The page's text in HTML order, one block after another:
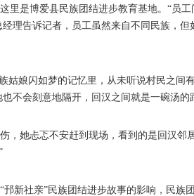
是博爱县民族团结进步教育基地。“员工
理告诉记者，员工虽然来自不同民族，但
娘闪如梦的记忆里，从未听说村民之间
不会刻意地隔开，回汉之间就是一碗汤的
她忐忑不安赶到现场，看到的是回汉邻
社亲”民族团结进步故事的影响，民族